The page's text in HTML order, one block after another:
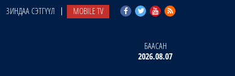
ЗИНДАА СЭТГҮҮЛ MOBILE TV
БААСАН
2026.08.07